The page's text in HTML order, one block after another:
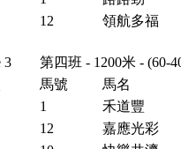
12 領航多福
3
第四班 - 1200米 -
馬號
馬名
1
禾道豐
12
嘉應光彩